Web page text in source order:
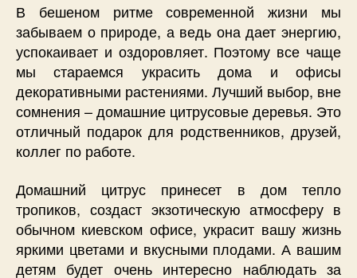
В бешеном ритме современной жизни мы
забываем о природе, а ведь она дает энергию,
успокаивает и оздоровляет. Поэтому все чаще
мы стараемся украсить дома и офисы
декоративными растениями. Лучший выбор, вне
сомнения – домашние цитрусовые деревья. Это
отличный подарок для родственников, друзей,
коллег по работе.
Домашний цитрус принесет в дом тепло
тропиков, создаст экзотическую атмосферу в
обычном киевском офисе, украсит вашу жизнь
яркими цветами и вкусными плодами. А вашим
детям будет очень интересно наблюдать за